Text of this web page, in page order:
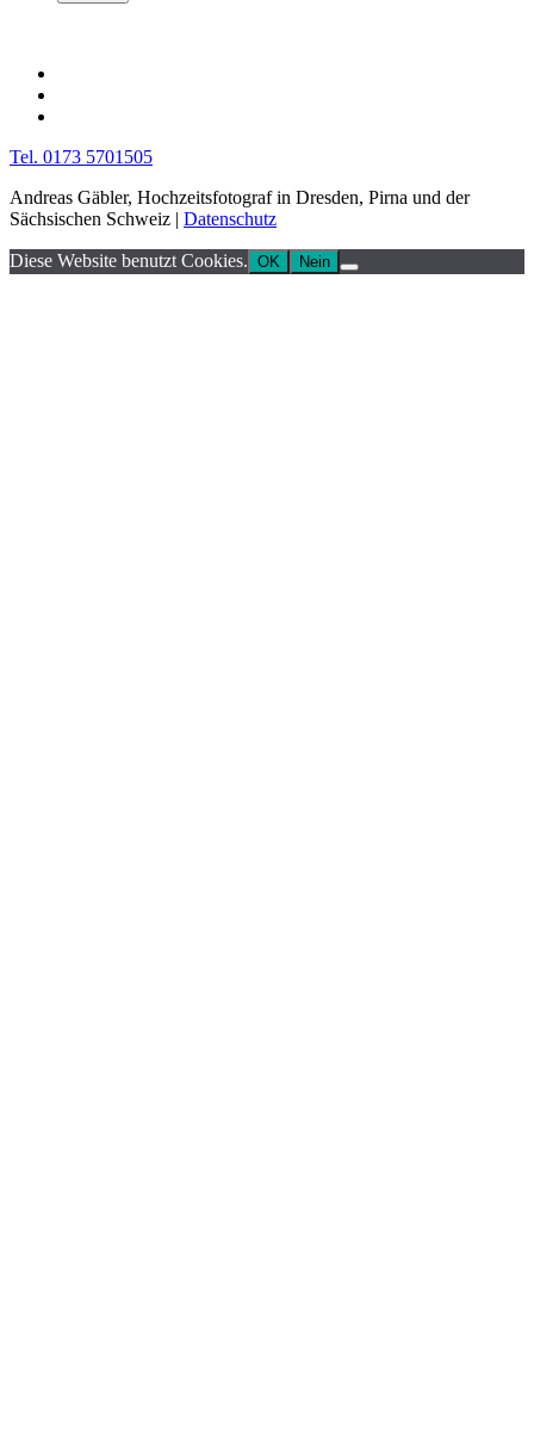
Tel. 0173 5701505
Andreas Gäbler, Hochzeitsfotograf in Dresden, Pirna und der
Sächsischen Schweiz | Datenschutz
Diese Website benutzt Cookies. OK Nein